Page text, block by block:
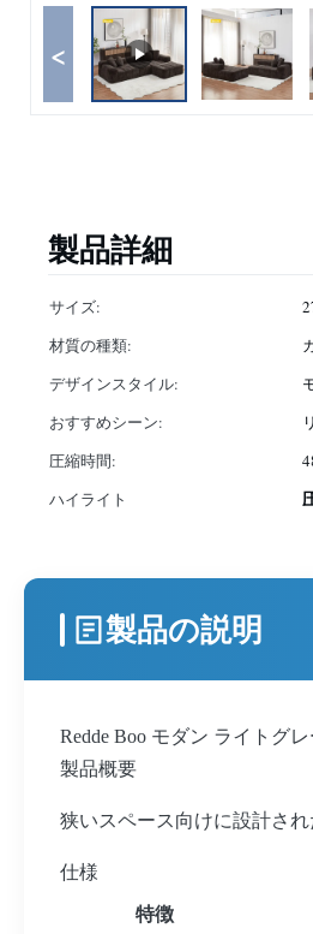
<
製品詳細
サイズ:
材質の種類:
デザインスタイル:
おすすめシーン:
圧縮時間:
ハイライト
製品の説明
Redde Boo モダン ライトグ
製品概要
狭いスペース向けに設計さ
仕様
特徴